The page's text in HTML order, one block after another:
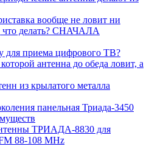
вообще не ловит ни
что делать? СНАЧАЛА
для приема цифрового ТВ?
антенна до обеда ловит, а
из крылатого металла
панельная Триада-3450
ТРИАДА-8830 для
88-108 MHz